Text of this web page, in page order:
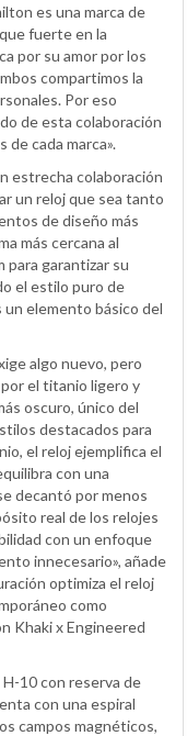
es una marca de
fuerte en la
por su amor por los
compartimos la
Por eso
de esta colaboración
cada marca».
estrecha colaboración
un reloj que sea tanto
de diseño más
más cercana al
para garantizar su
el estilo puro de
elemento básico del
algo nuevo, pero
el titanio ligero y
oscuro, único del
destacados para
el reloj ejemplifica el
con una
decantó por menos
real de los relojes
con un enfoque
innecesario», añade
optimiza el reloj
como
Khaki x Engineered
10 con reserva de
con una espiral
campos magnéticos,